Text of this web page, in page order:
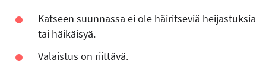
Katseen suunnassa ei ole häiritseviä heijastuksia
tai häikäisyä.
Valaistus on riittävä.